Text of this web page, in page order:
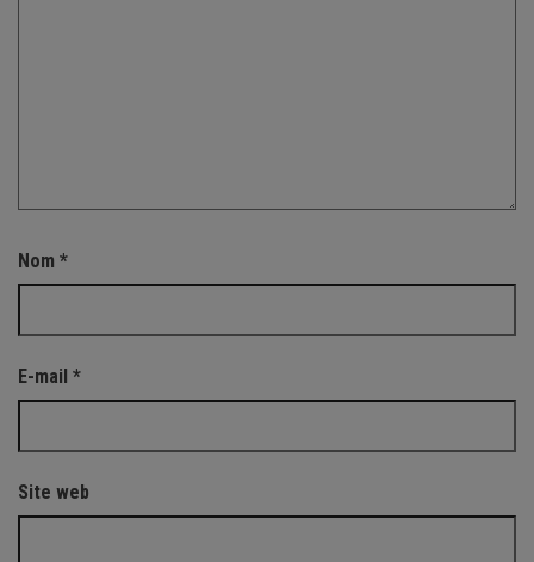
Nom *
E-mail *
Site web